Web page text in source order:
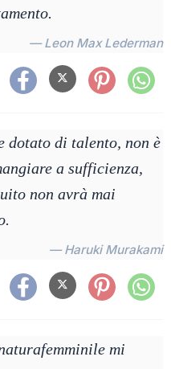
— Leon Max Lederman
dotato di talento, non è
a sufficienza,
non avrà mai
— Haruki Murakami
mi